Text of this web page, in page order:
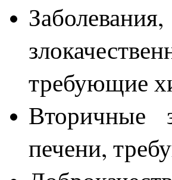
требующие
Вторичные
печени,